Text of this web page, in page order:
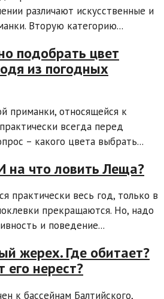
различают искусственные и
Вторую категорию...
подобрать цвет
из погодных
приманки, относящейся к
всегда перед
– какого цвета выбрать...
на что ловить Леща?
практически весь год, только в
прекращаются. Но, надо
и поведение...
жерех. Где обитает?
его нерест?
к бассейнам Балтийского,